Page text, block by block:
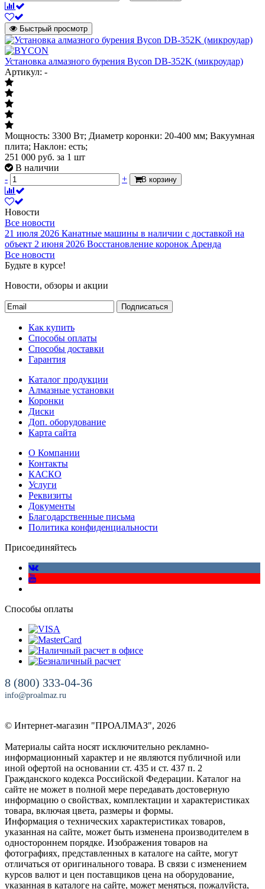
Быстрый просмотр
Установка алмазного бурения Bycon DB-352K (микроудар)
Артикул: -
Мощность: 3300 Вт; Диаметр коронки: 20-400 мм; Вакуумная
плита; Наклон: есть;
251 000 руб. за 1 шт
В наличии
-
+ В корзину
Новости
Все новости
21 июля 2026 Канатные машины в наличии с доставкой на
объект 2 июня 2026 Восстановление коронок Аренда
Все новости
Будьте в курсе!
Новости, обзоры и акции
Подписаться
Как купить
Способы оплаты
Способы доставки
Гарантия
Каталог продукции
Алмазные установки
Коронки
Диски
Доп. оборудование
Карта сайта
О Компании
Контакты
КАСКО
Услуги
Реквизиты
Документы
Благодарственные письма
Политика конфиденциальности
Присоединяйтесь
Способы оплаты
8 (800) 333-04-36
info@proalmaz.ru
© Интернет-магазин "ПРОАЛМАЗ", 2026
Материалы сайта носят исключительно рекламно-
информационный характер и не являются публичной или
иной офертой на основании ст. 435 и ст. 437 п. 2
Гражданского кодекса Российской Федерации. Каталог на
сайте не может в полной мере передавать достоверную
информацию о свойствах, комплектации и характеристиках
товара, включая цвета, размеры и формы.
Информация о технических характеристиках товаров,
указанная на сайте, может быть изменена производителем в
одностороннем порядке. Изображения товаров на
фотографиях, представленных в каталоге на сайте, могут
отличаться от оригинального товара. В связи с изменением
курсов валют и цен поставщиков цена на оборудование,
указанная в каталоге на сайте, может меняться, пожалуйста,